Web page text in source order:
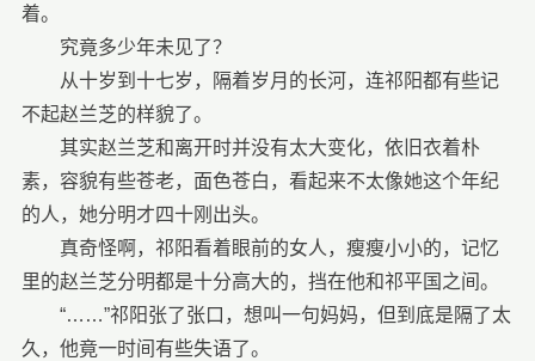
着。
究竟多少年未见了？
从十岁到十七岁，隔着岁月的长河，连祁阳都有些记
不起赵兰芝的样貌了。
其实赵兰芝和离开时并没有太大变化，依旧衣着朴
素，容貌有些苍老，面色苍白，看起来不太像她这个年纪
的人，她分明才四十刚出头。
真奇怪啊，祁阳看着眼前的女人，瘦瘦小小的，记忆
里的赵兰芝分明都是十分高大的，挡在他和祁平国之间。
“……”祁阳张了张口，想叫一句妈妈，但到底是隔了太
久，他竟一时间有些失语了。